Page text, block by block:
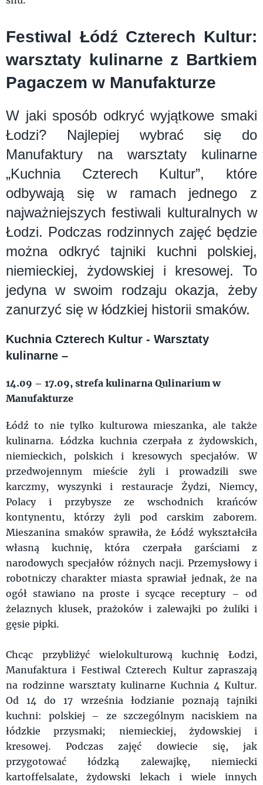
Festiwal Łódź Czterech Kultur:
warsztaty kulinarne z Bartkiem
Pagaczem w Manufakturze
W jaki sposób odkryć wyjątkowe smaki
Łodzi? Najlepiej wybrać się do
Manufaktury na warsztaty kulinarne
„Kuchnia Czterech Kultur”, które
odbywają się w ramach jednego z
najważniejszych festiwali kulturalnych w
Łodzi. Podczas rodzinnych zajęć będzie
można odkryć tajniki kuchni polskiej,
niemieckiej, żydowskiej i kresowej. To
jedyna w swoim rodzaju okazja, żeby
zanurzyć się w łódzkiej historii smaków.
Kuchnia Czterech Kultur - Warsztaty
kulinarne –
14.09 – 17.09, strefa kulinarna Qulinarium w
Manufakturze
Łódź to nie tylko kulturowa mieszanka, ale także
kulinarna. Łódzka kuchnia czerpała z żydowskich,
niemieckich, polskich i kresowych specjałów. W
przedwojennym mieście żyli i prowadzili swe
karczmy, wyszynki i restauracje Żydzi, Niemcy,
Polacy i przybysze ze wschodnich krańców
kontynentu, którzy żyli pod carskim zaborem.
Mieszanina smaków sprawiła, że Łódź wykształciła
własną kuchnię, która czerpała garściami z
narodowych specjałów różnych nacji. Przemysłowy i
robotniczy charakter miasta sprawiał jednak, że na
ogół stawiano na proste i sycące receptury – od
żelaznych klusek, prażoków i zalewajki po żuliki i
gęsie pipki.
Chcąc przybliżyć wielokulturową kuchnię Łodzi,
Manufaktura i Festiwal Czterech Kultur zapraszają
na rodzinne warsztaty kulinarne Kuchnia 4 Kultur.
Od 14 do 17 września łodzianie poznają tajniki
kuchni: polskiej – ze szczególnym naciskiem na
łódzkie przysmaki; niemieckiej, żydowskiej i
kresowej. Podczas zajęć dowiecie się, jak
przygotować łódzką zalewajkę, niemiecki
kartoffelsalate, żydowski lekach i wiele innych